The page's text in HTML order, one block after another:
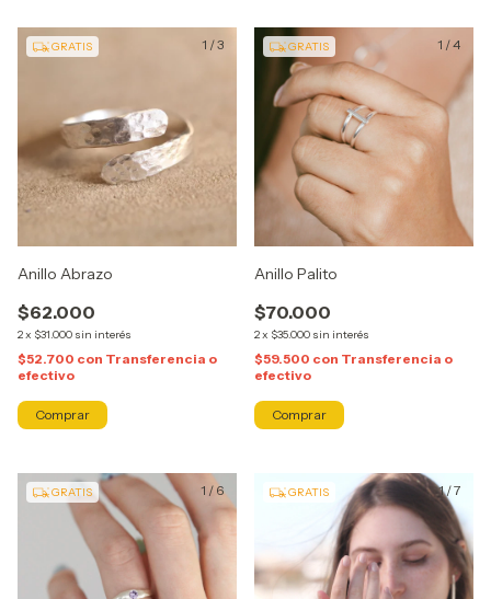
1 /3
GRATIS
Anillo Abrazo
$62.000
2x $31.000 sin interés
$52.700 con Transferencia o
efectivo
1 /4
GRATIS
Anillo Palito
$70.000
2x $35.000 sin interés
$59.500 con Transferencia o
efectivo
Comprar
1 / 6
GRATIS 1/7
GRATIS